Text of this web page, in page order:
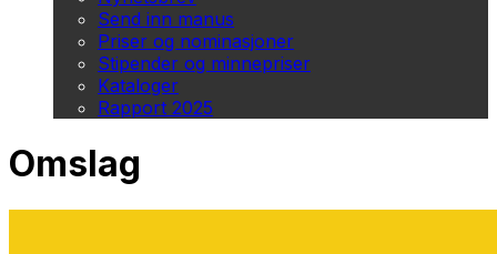
Send inn manus
Priser og nominasjoner
Stipender og minnepriser
Kataloger
Rapport 2025
Omslag